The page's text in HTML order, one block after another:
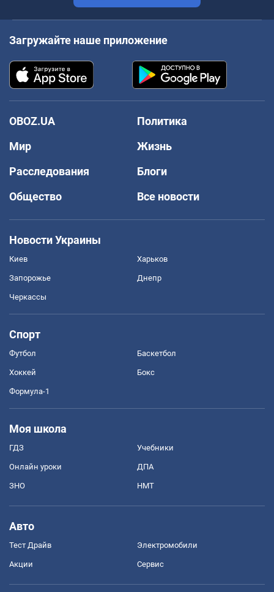
Загружайте наше приложение
OBOZ.UA
Политика
Мир
Жизнь
Расследования
Блоги
Общество
Все новости
Новости Украины
Киев Харьков
Запорожье Днепр
Черкассы
Спорт
Футбол Баскетбол
Хоккей Бокс
Формула-1
Моя школа
ГДЗ Учебники
Онлайн уроки ДПА
ЗНО НМТ
Авто
Тест Драйв Электромобили
Акции Сервис